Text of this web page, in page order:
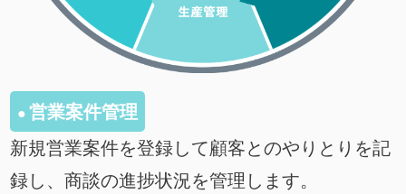
営業案件管理
新規営業案件を登録して顧客とのやりとりを記
録し、商談の進捗状況を管理します。